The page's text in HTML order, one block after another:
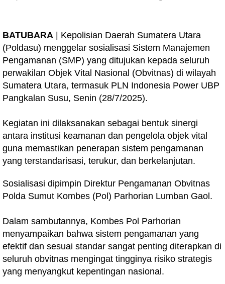
BATUBARA | Kepolisian Daerah Sumatera Utara
(Poldasu) menggelar sosialisasi Sistem Manajemen
Pengamanan (SMP) yang ditujukan kepada seluruh
perwakilan Objek Vital Nasional (Obvitnas) di wilayah
Sumatera Utara, termasuk PLN Indonesia Power UBP
Pangkalan Susu, Senin (28/7/2025).
Kegiatan ini dilaksanakan sebagai bentuk sinergi
antara institusi keamanan dan pengelola objek vital
guna memastikan penerapan sistem pengamanan
yang terstandarisasi, terukur, dan berkelanjutan.
Sosialisasi dipimpin Direktur Pengamanan Obvitnas
Polda Sumut Kombes (Pol) Parhorian Lumban Gaol.
Dalam sambutannya, Kombes Pol Parhorian
menyampaikan bahwa sistem pengamanan yang
efektif dan sesuai standar sangat penting diterapkan di
seluruh obvitnas mengingat tingginya risiko strategis
yang menyangkut kepentingan nasional.